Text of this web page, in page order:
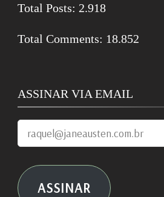
Total Posts: 2.918
Total Comments: 18.852
ASSINAR VIA EMAIL
raquel@janeausten.com.br
ASSINAR